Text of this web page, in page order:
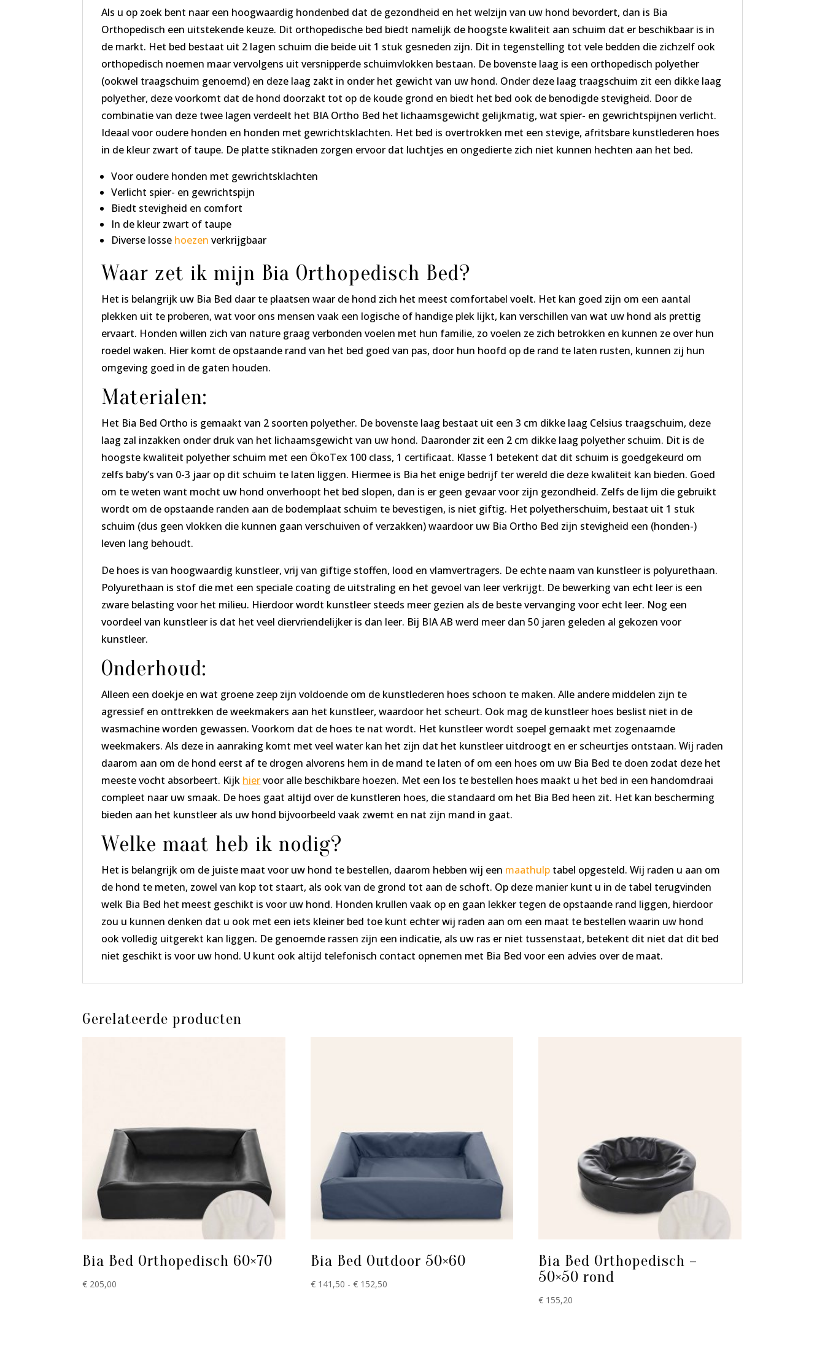
Als u op zoek bent naar een hoogwaardig hondenbed dat de gezondheid en het welzijn van uw hond bevordert, dan is Bia
Orthopedisch een uitstekende keuze. Dit orthopedische bed biedt namelijk de hoogste kwaliteit aan schuim dat er beschikbaar is in
de markt. Het bed bestaat uit 2 lagen schuim die beide uit 1 stuk gesneden zijn. Dit in tegenstelling tot vele bedden die zichzelf ook
orthopedisch noemen maar vervolgens uit versnipperde schuimvlokken bestaan. De bovenste laag is een orthopedisch polyether
(ookwel traagschuim genoemd) en deze laag zakt in onder het gewicht van uw hond. Onder deze laag traagschuim zit een dikke laag
polyether, deze voorkomt dat de hond doorzakt tot op de koude grond en biedt het bed ook de benodigde stevigheid. Door de
combinatie van deze twee lagen verdeelt het BIA Ortho Bed het lichaamsgewicht gelijkmatig, wat spier- en gewrichtspijnen verlicht.
Ideaal voor oudere honden en honden met gewrichtsklachten. Het bed is overtrokken met een stevige, afritsbare kunstlederen hoes
in de kleur zwart of taupe. De platte stiknaden zorgen ervoor dat luchtjes en ongedierte zich niet kunnen hechten aan het bed.
Voor oudere honden met gewrichtsklachten
Verlicht spier- en gewrichtspijn
Biedt stevigheid en comfort
In de kleur zwart of taupe
Diverse losse hoezen verkrijgbaar
Waar zet ik mijn Bia Orthopedisch Bed?
Het is belangrijk uw Bia Bed daar te plaatsen waar de hond zich het meest comfortabel voelt. Het kan goed zijn om een aantal
plekken uit te proberen, wat voor ons mensen vaak een logische of handige plek lijkt, kan verschillen van wat uw hond als prettig
ervaart. Honden willen zich van nature graag verbonden voelen met hun familie, zo voelen ze zich betrokken en kunnen ze over hun
roedel waken. Hier komt de opstaande rand van het bed goed van pas, door hun hoofd op de rand te laten rusten, kunnen zij hun
omgeving goed in de gaten houden.
Materialen:
Het Bia Bed Ortho is gemaakt van 2 soorten polyether. De bovenste laag bestaat uit een 3 cm dikke laag Celsius traagschuim, deze
laag zal inzakken onder druk van het lichaamsgewicht van uw hond. Daaronder zit een 2 cm dikke laag polyether schuim. Dit is de
hoogste kwaliteit polyether schuim met een ÖkoTex 100 class, 1 certificaat. Klasse 1 betekent dat dit schuim is goedgekeurd om
zelfs baby’s van 0-3 jaar op dit schuim te laten liggen. Hiermee is Bia het enige bedrijf ter wereld die deze kwaliteit kan bieden. Goed
om te weten want mocht uw hond onverhoopt het bed slopen, dan is er geen gevaar voor zijn gezondheid. Zelfs de lijm die gebruikt
wordt om de opstaande randen aan de bodemplaat schuim te bevestigen, is niet giftig. Het polyetherschuim, bestaat uit 1 stuk
schuim (dus geen vlokken die kunnen gaan verschuiven of verzakken) waardoor uw Bia Ortho Bed zijn stevigheid een (honden-)
leven lang behoudt.
De hoes is van hoogwaardig kunstleer, vrij van giftige stoffen, lood en vlamvertragers. De echte naam van kunstleer is polyurethaan.
Polyurethaan is stof die met een speciale coating de uitstraling en het gevoel van leer verkrijgt. De bewerking van echt leer is een
zware belasting voor het milieu. Hierdoor wordt kunstleer steeds meer gezien als de beste vervanging voor echt leer. Nog een
voordeel van kunstleer is dat het veel diervriendelijker is dan leer. Bij BIA AB werd meer dan 50 jaren geleden al gekozen voor
kunstleer.
Onderhoud:
Alleen een doekje en wat groene zeep zijn voldoende om de kunstlederen hoes schoon te maken. Alle andere middelen zijn te
agressief en onttrekken de weekmakers aan het kunstleer, waardoor het scheurt. Ook mag de kunstleer hoes beslist niet in de
wasmachine worden gewassen. Voorkom dat de hoes te nat wordt. Het kunstleer wordt soepel gemaakt met zogenaamde
weekmakers. Als deze in aanraking komt met veel water kan het zijn dat het kunstleer uitdroogt en er scheurtjes ontstaan. Wij raden
daarom aan om de hond eerst af te drogen alvorens hem in de mand te laten of om een hoes om uw Bia Bed te doen zodat deze het
meeste vocht absorbeert. Kijk hiervoor alle beschikbare hoezen. Met een los te bestellen hoes maakt u het bed in een handomdraai
compleet naar uw smaak. De hoes gaat altijd over de kunstleren hoes, die standaard om het Bia Bed heen zit. Het kan bescherming
bieden aan het kunstleer als uw hond bijvoorbeeld vaak zwemt en nat zijn mand in gaat.
Welke maat heb ik nodig?
Het is belangrijk om de juiste maat voor uw hond te bestellen, daarom hebben wij een maathulp tabel opgesteld. Wij raden u aan om
de hond te meten, zowel van kop tot staart, als ook van de grond tot aan de schoft. Op deze manier kunt u in de tabel terugvinden
welk Bia Bed het meest geschikt is voor uw hond. Honden krullen vaak op en gaan lekker tegen de opstaande rand liggen, hierdoor
zou u kunnen denken dat u ook met een iets kleiner bed toe kunt echter wij raden aan om een maat te bestellen waarin uw hond
ook volledig uitgerekt kan liggen. De genoemde rassen zijn een indicatie, als uw ras er niet tussenstaat, betekent dit niet dat dit bed
niet geschikt is voor uw hond. U kunt ook altijd telefonisch contact opnemen met Bia Bed voor een advies over de maat.
Gerelateerde producten
Bia Bed Orthopedisch 60×70
€ 205,00
Bia Bed Outdoor 50×60
€141,50 - €152,50Prijsklasse:
Bia Bed Orthopedisch –
50×50 rond
€ 155,20